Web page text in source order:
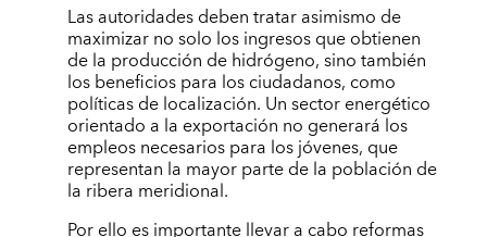
Las autoridades deben tratar asimismo de
maximizar no solo los ingresos que obtienen
de la producción de hidrógeno, sino también
los beneficios para los ciudadanos, como
políticas de localización. Un sector energético
orientado a la exportación no generará los
empleos necesarios para los jóvenes, que
representan la mayor parte de la población de
la ribera meridional.
Por ello es importante llevar a cabo reformas